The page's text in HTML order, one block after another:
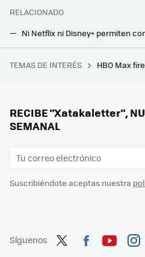
RELACIONADO
TEMAS DE INTERÉS HBO Max
RECIBE "Xatakaletter",
SEMANAL
Suscribiéndote aceptas nuestra
Síguenos